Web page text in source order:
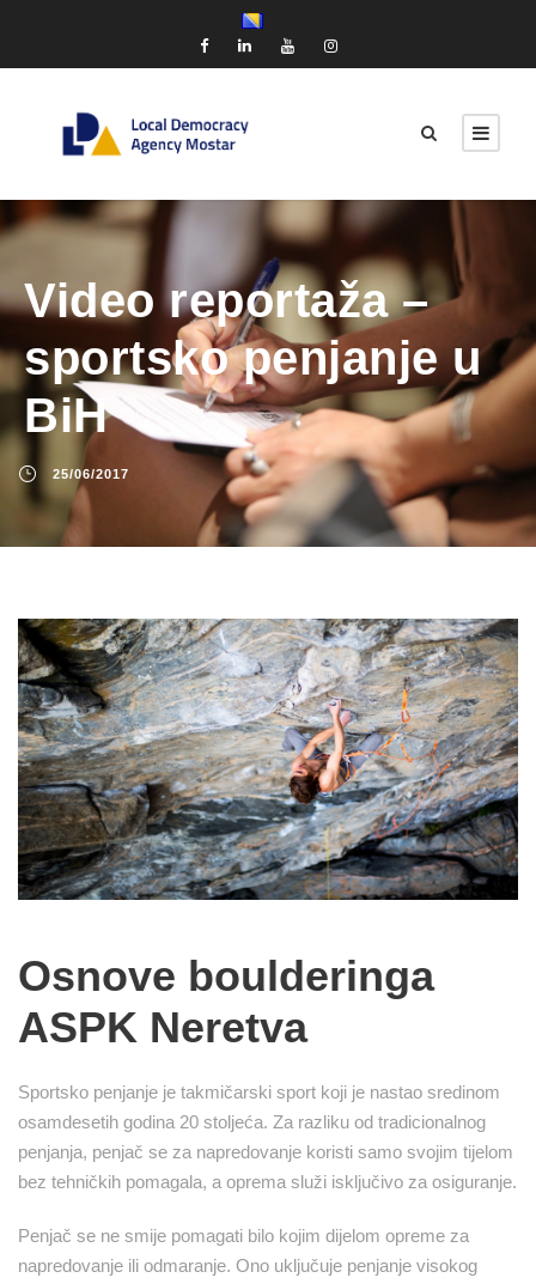
Video reportaža –
sportsko penjanje u
BiH
25/06/2017
Osnove boulderinga
ASPK Neretva
Sportsko penjanje je takmičarski sport koji je nastao sredinom
osamdesetih godina 20 stoljeća. Za razliku od tradicionalnog
penjanja, penjač se za napredovanje koristi samo svojim tijelom
bez tehničkih pomagala, a oprema služi isključivo za osiguranje.
Penjač se ne smije pomagati bilo kojim dijelom opreme za
napredovanje ili odmaranje. Ono uključuje penjanje visokog